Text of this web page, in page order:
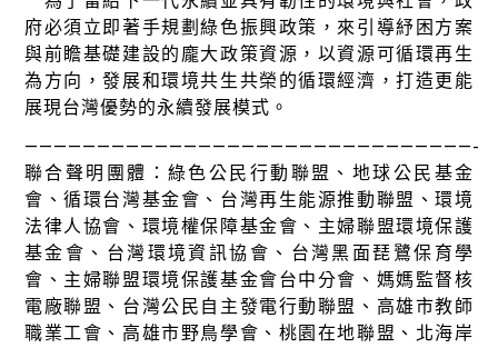
府必須立即著手規劃綠色振興政策，來引導紓困方案
與前瞻基礎建設的龐大政策資源，以資源可循環再生
為方向，發展和環境共生共榮的循環經濟，打造更能
展現台灣優勢的永續發展模式。
———————————————————————————————-
聯合聲明團體：綠色公民行動聯盟、地球公民基金
會、循環台灣基金會、台灣再生能源推動聯盟、環境
法律人協會、環境權保障基金會、主婦聯盟環境保護
基金會、台灣環境資訊協會、台灣黑面琵鷺保育學
會、主婦聯盟環境保護基金會台中分會、媽媽監督核
電廠聯盟、台灣公民自主發電行動聯盟、高雄市教師
職業工會、高雄市野鳥學會、桃園在地聯盟、北海岸